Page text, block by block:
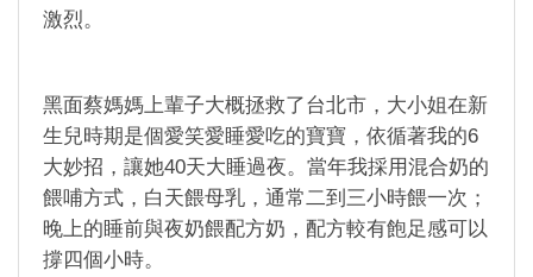
激烈。
黑面蔡媽媽上輩子大概拯救了台北市，大小姐在新
生兒時期是個愛笑愛睡愛吃的寶寶，依循著我的6
大妙招，讓她40天大睡過夜。當年我採用混合奶的
餵哺方式，白天餵母乳，通常二到三小時餵一次；
晚上的睡前與夜奶餵配方奶，配方較有飽足感可以
撐四個小時。